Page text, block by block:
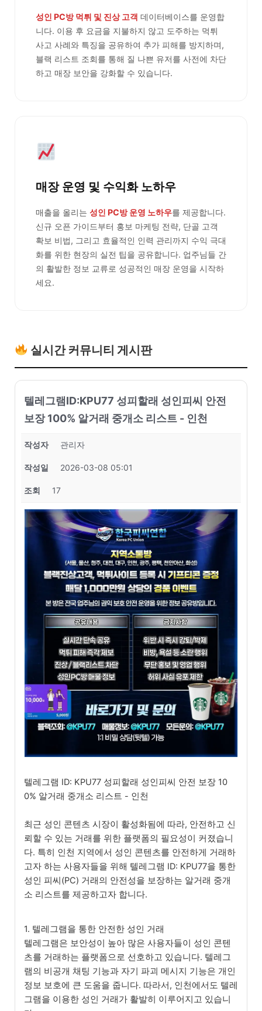
성인 PC방 먹튀 및 진상 고객 데이터베이스를 운영합
니다. 이용 후 요금을 지불하지 않고 도주하는 먹튀
사고 사례와 특징을 공유하여 추가 피해를 방지하며,
블랙 리스트 조회를 통해 질 나쁜 유저를 사전에 차단
하고 매장 보안을 강화할 수 있습니다.
매장 운영 및 수익화 노하우
매출을 올리는 성인 PC방 운영 노하우를 제공합니다.
신규 오픈 가이드부터 홍보 마케팅 전략, 단골 고객
확보 비법, 그리고 효율적인 인력 관리까지 수익 극대
화를 위한 현장의 실전 팁을 공유합니다. 업주님들 간
의 활발한 정보 교류로 성공적인 매장 운영을 시작하
세요.
실시간 커뮤니티 게시판
텔레그램ID:KPU77 성피할래 성인피씨 안전
보장 100% 알거래 중개소 리스트 - 인천
작성자 관리자
작성일 2026-03-08 05:01
조회 17
텔레그램 ID: KPU77 성피할래 성인피씨 안전 보장 10
0% 알거래 중개소 리스트 - 인천
최근 성인 콘텐츠 시장이 활성화됨에 따라, 안전하고 신
뢰할 수 있는 거래를 위한 플랫폼의 필요성이 커졌습니
다. 특히 인천 지역에서 성인 콘텐츠를 안전하게 거래하
고자 하는 사용자들을 위해 텔레그램 ID: KPU77을 통한
성인 피씨(PC) 거래의 안전성을 보장하는 알거래 중개
소 리스트를 제공하고자 합니다.
1. 텔레그램을 통한 안전한 성인 거래
텔레그램은 보안성이 높아 많은 사용자들이 성인 콘텐
츠를 거래하는 플랫폼으로 선호하고 있습니다. 텔레그
램의 비공개 채팅 기능과 자기 파괴 메시지 기능은 개인
정보 보호에 큰 도움을 줍니다. 따라서, 인천에서도 텔레
그램을 이용한 성인 거래가 활발히 이루어지고 있습니